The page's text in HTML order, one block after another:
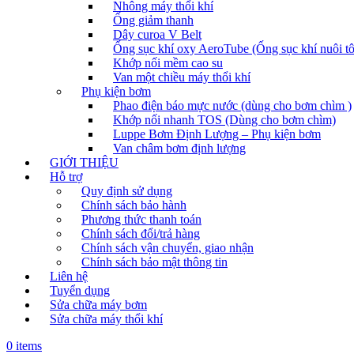
Nhông máy thổi khí
Ống giảm thanh
Dây curoa V Belt
Ống sục khí oxy AeroTube (Ống sục khí nuôi
Khớp nối mềm cao su
Van một chiều máy thổi khí
Phụ kiện bơm
Phao điện báo mực nước (dùng cho bơm chìm )
Khớp nối nhanh TOS (Dùng cho bơm chìm)
Luppe Bơm Định Lượng – Phụ kiện bơm
Van châm bơm định lượng
GIỚI THIỆU
Hỗ trợ
Quy định sử dụng
Chính sách bảo hành
Phương thức thanh toán
Chính sách đổi/trả hàng
Chính sách vận chuyển, giao nhận
Chính sách bảo mật thông tin
Liên hệ
Tuyển dụng
Sửa chữa máy bơm
Sửa chữa máy thổi khí
0 items